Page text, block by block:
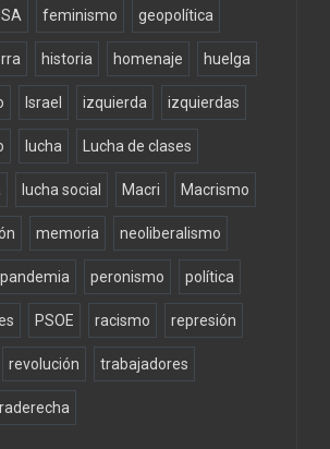
feminismo geopolítica
historia homenaje huelga
Israel izquierda izquierdas
lucha Lucha de clases
lucha social Macri Macrismo
memoria neoliberalismo
pandemia peronismo política
PSOE racismo represión
revolución trabajadores